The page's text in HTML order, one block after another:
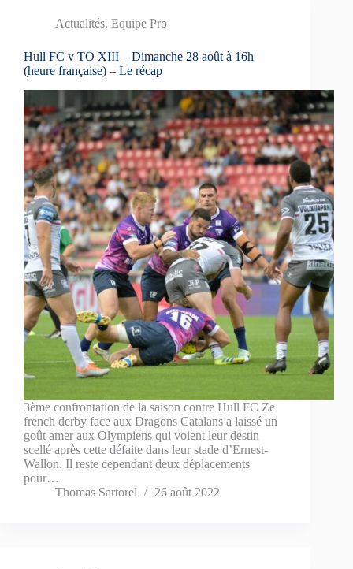
Actualités, Equipe Pro
Hull FC v TO XIII – Dimanche 28 août à 16h
(heure française) – Le récap
3ème confrontation de la saison contre Hull FC Ze
french derby face aux Dragons Catalans a laissé un
goût amer aux Olympiens qui voient leur destin
scellé après cette défaite dans leur stade d’Ernest-
Wallon. Il reste cependant deux déplacements
pour…
Thomas Sartorel
26 août 2022